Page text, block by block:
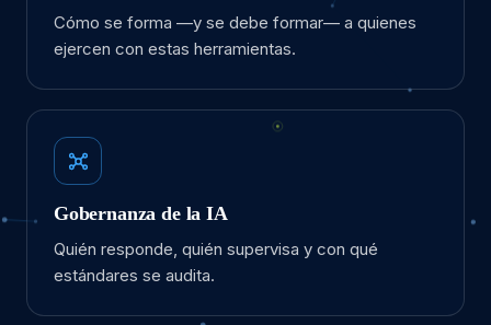
Cómo se forma —y se debe formar— a quienes
ejercen con estas herramientas.
Gobernanza de la IA
Quién responde, quién supervisa y con qué
estándares se audita.